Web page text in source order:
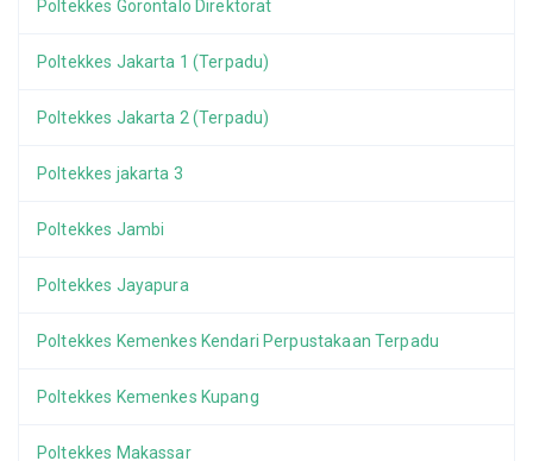
Poltekkes Gorontalo Direktorat
Poltekkes Jakarta 1 (Terpadu)
Poltekkes Jakarta 2 (Terpadu)
Poltekkes jakarta 3
Poltekkes Jambi
Poltekkes Jayapura
Poltekkes Kemenkes Kendari Perpustakaan Terpadu
Poltekkes Kemenkes Kupang
Poltekkes Makassar